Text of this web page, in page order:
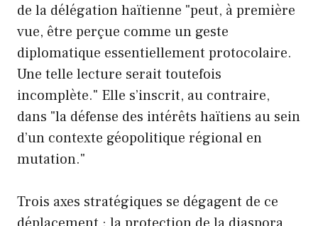
de la délégation haïtienne "peut, à première
vue, être perçue comme un geste
diplomatique essentiellement protocolaire.
Une telle lecture serait toutefois
incomplète." Elle s’inscrit, au contraire,
dans "la défense des intérêts haïtiens au sein
d’un contexte géopolitique régional en
mutation."
Trois axes stratégiques se dégagent de ce